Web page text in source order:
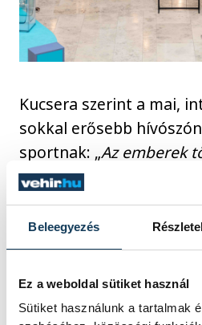
Beleegyezés
Ez a weboldal sütiket használ
Sütiket használunk a tartalmak
Kucsera szerint a mai,
sokkal erősebb
sportnak: „Az emberek
valamilyen kütyü előtt
lehetőséggel, amit a
találkozások adhatnak.
De legalább ilyen